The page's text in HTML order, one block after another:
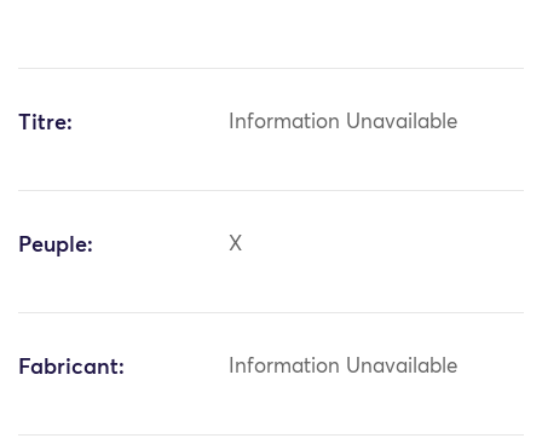
Titre: Information Unavailable
Peuple: X
Fabricant: Information Unavailable